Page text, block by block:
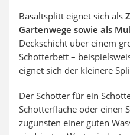
Basaltsplitt eignet sich als
Gartenwege sowie als
Deckschicht über einem
Schotterbett –
eignet sich der kleinere
Der Schotter für ein
Schotterfläche oder einen
zugunsten einer guten